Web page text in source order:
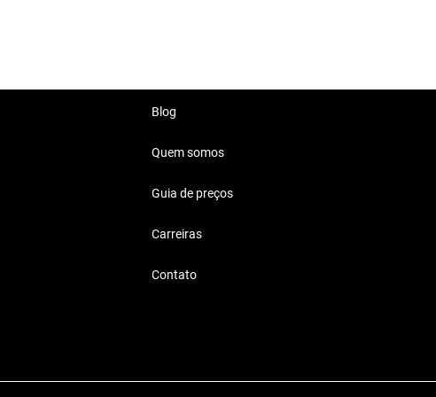
em cada passeio,
dia.
Blog
Quem somos
Guia de preços
Carreiras
Contato